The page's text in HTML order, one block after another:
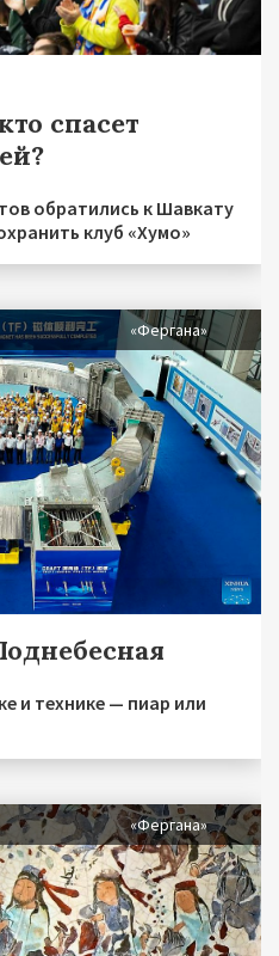
спасет
обратились к Шавкату
клуб «Хумо»
«Фергана»
и технике — пиар или
«Фергана»